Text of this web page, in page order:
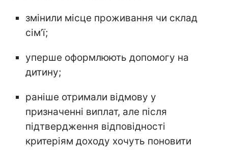
змінили місце проживання чи склад
сімʼї;
уперше оформлюють допомогу на
дитину;
раніше отримали відмову у
призначенні виплат, але після
підтвердження відповідності
критеріям доходу хочуть поновити